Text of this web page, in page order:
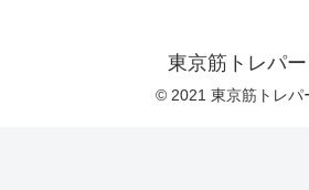
東京筋トレパー
© 2021 東京筋トレパ